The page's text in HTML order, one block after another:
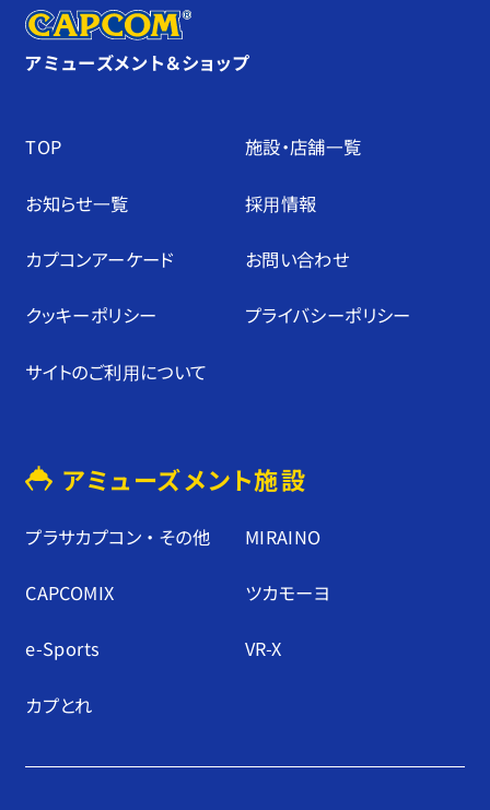
アミューズメント＆ショップ
TOP 施設・店舗⼀覧
お知らせ⼀覧 採⽤情報
カプコンアーケード お問い合わせ
クッキーポリシー プライバシーポリシー
サイトのご利⽤について
アミューズメント施設
プラサカプコン ・ その他 MIRAINO
CAPCOMIX ツカモーヨ
e-Sports VR-X
カプとれ